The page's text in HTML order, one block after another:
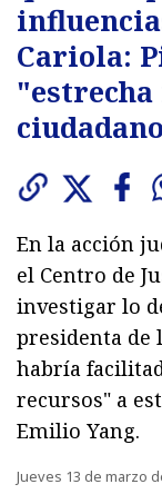
Cariola:
En la acción
el Centro de
investigar lo
presidenta de
habría
recursos" a
Emilio Yang.
Jueves 13 de marzo